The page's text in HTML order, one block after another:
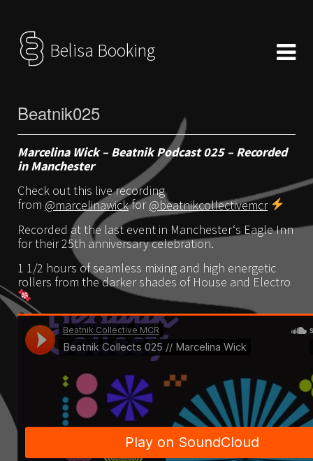
Belisa Booking
Beatnik025
Marcelina Wick – Beatnik Podcast 025 – Recorded
in Manchester
Check out this live recording
from @marcelinawickfor@beatnikcollectivemcr
Recorded at the last event in Manchester‘s Eagle Inn
for their 25th anniversary celebration.
1 1/2 hours of seamless mixing and high energetic
rollers from the darker shades of House and Electro